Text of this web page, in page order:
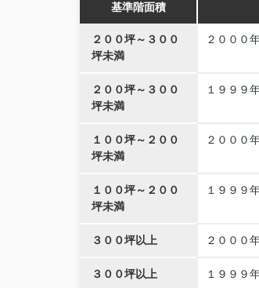
基準階面積
２００坪～３００
坪未満
２０００
２００坪～３００
坪未満
１９９９
１００坪～２００
坪未満
２０００
１００坪～２００
坪未満
１９９９
３００坪以上 ２０００
３００坪以上 １９９９